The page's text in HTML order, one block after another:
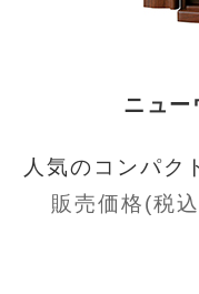
ニュ
人気のコンパク
販売価格(税